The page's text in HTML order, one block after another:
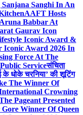
Sanghi In An
AAFT Hosts
Babbar At
Gaurav Icon
Iconic Award &
Award 2026 In
Force At The
Serviceसंचिता
के धोके चरनिया’ की शूटिंग
The Winner Of
Crowning
Pageant Presented
Gore Winner Of Queen